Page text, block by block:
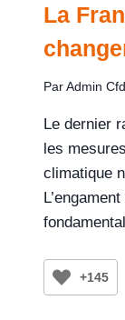
La
Par Admin
Le dernier
les
climatique
+145